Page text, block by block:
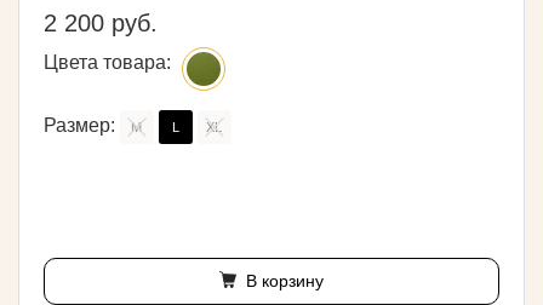
2 200 руб.
Цвета товара:
Размер: M L XL
В корзину